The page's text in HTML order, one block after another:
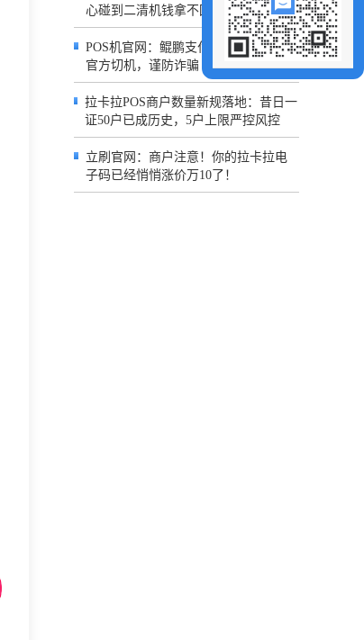
心碰到二清机钱拿不回来
POS机官网：鲲鹏支付声明：严禁冒用
官方切机，谨防诈骗
拉卡拉POS商户数量新规落地：昔日一
证50户已成历史，5户上限严控风控
立刷官网：商户注意！你的拉卡拉电
子码已经悄悄涨价万10了！